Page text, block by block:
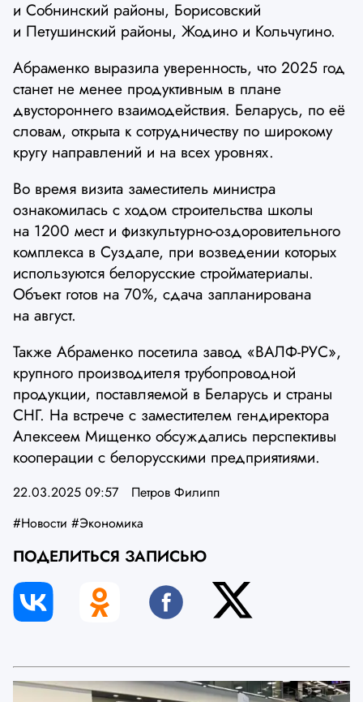
и Собнинский районы, Борисовский
и Петушинский районы, Жодино и Кольчугино.
Абраменко выразила уверенность, что 2025 год
станет не менее продуктивным в плане
двустороннего взаимодействия. Беларусь, по её
словам, открыта к сотрудничеству по широкому
кругу направлений и на всех уровнях.
Во время визита заместитель министра
ознакомилась с ходом строительства школы
на 1200 мест и физкультурно-оздоровительного
комплекса в Суздале, при возведении которых
используются белорусские стройматериалы.
Объект готов на 70%, сдача запланирована
на август.
Также Абраменко посетила завод «ВАЛФ-РУС»,
крупного производителя трубопроводной
продукции, поставляемой в Беларусь и страны
СНГ. На встрече с заместителем гендиректора
Алексеем Мищенко обсуждались перспективы
кооперации с белорусскими предприятиями.
22.03.2025 09:57
Петров Филипп
#Новости #Экономика
ПОДЕЛИТЬСЯ ЗАПИСЬЮ